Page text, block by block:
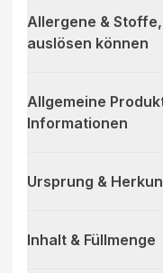
Allergene &
auslösen können
Allgemeine
Informationen
Ursprung &
Inhalt & Füllmenge